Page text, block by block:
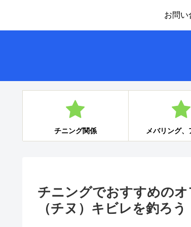
お問い
チニング関係 メバリング、
チニングでおすすめの
（チヌ）キビレを釣ろう